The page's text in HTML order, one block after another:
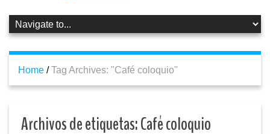
Home / Tag Archives: "Café coloquio"
Archivos de etiquetas:Café coloquio